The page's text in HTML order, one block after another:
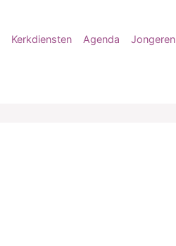
Kerkdiensten Agenda Jongeren